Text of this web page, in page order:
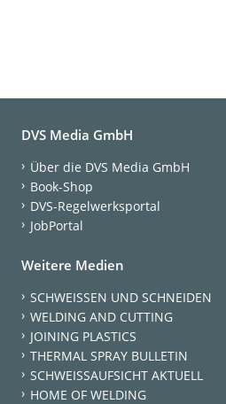
DVS Media GmbH
Über die DVS Media GmbH
Book-Shop
DVS-Regelwerksportal
JobPortal
Weitere Medien
SCHWEISSEN UND SCHNEIDEN
WELDING AND CUTTING
JOINING PLASTICS
THERMAL SPRAY BULLETIN
SCHWEISSAUFSICHT AKTUELL
HOME OF WELDING